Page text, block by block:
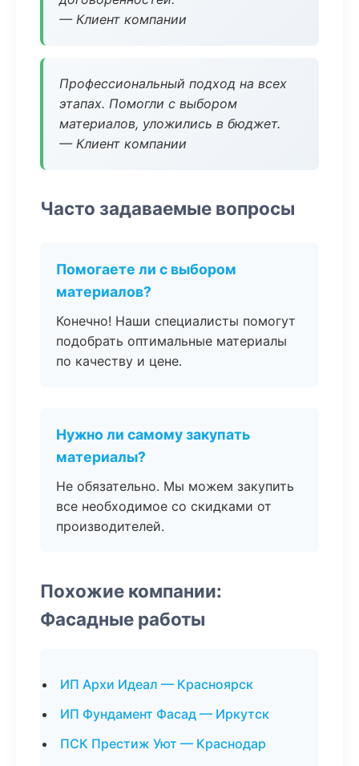
— Клиент компании
Профессиональный подход на всех
этапах. Помогли с выбором
материалов, уложились в бюджет.
— Клиент компании
Часто задаваемые вопросы
Помогаете ли с выбором
материалов?
Конечно! Наши специалисты помогут
подобрать оптимальные материалы
по качеству и цене.
Нужно ли самому закупать
материалы?
Не обязательно. Мы можем закупить
все необходимое со скидками от
производителей.
Похожие компании:
Фасадные работы
ИП Архи Идеал — Красноярск
ИП Фундамент Фасад — Иркутск
ПСК Престиж Уют — Краснодар